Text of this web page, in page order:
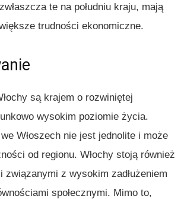
te na południu kraju, mają
trudności ekonomiczne.
są krajem o rozwiniętej
wysokim poziomie życia.
Włoszech nie jest jednolite i może
od regionu. Włochy stoją również
związanymi z wysokim zadłużeniem
społecznymi. Mimo to,